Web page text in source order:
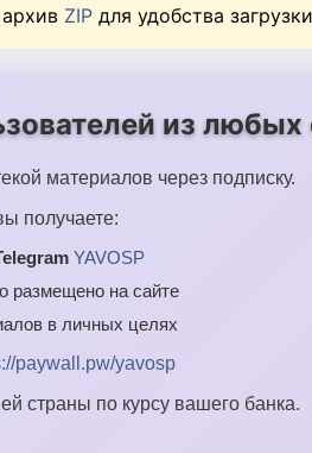
ZIP для удобства
из любых
материалов через подписку.
получаете:
YAVOSP
размещено на сайте
в личных целях
paywall.pw/yavosp
страны по курсу вашего банка.